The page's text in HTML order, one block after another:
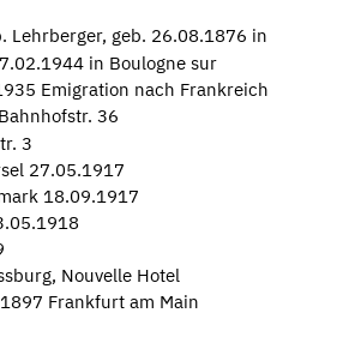
Lehrberger, geb. 26.08.1876 in
in Boulogne sur
Emigration nach Frankreich
36
3
27.05.1917
18.09.1917
Nouvelle Hotel
Frankfurt am Main